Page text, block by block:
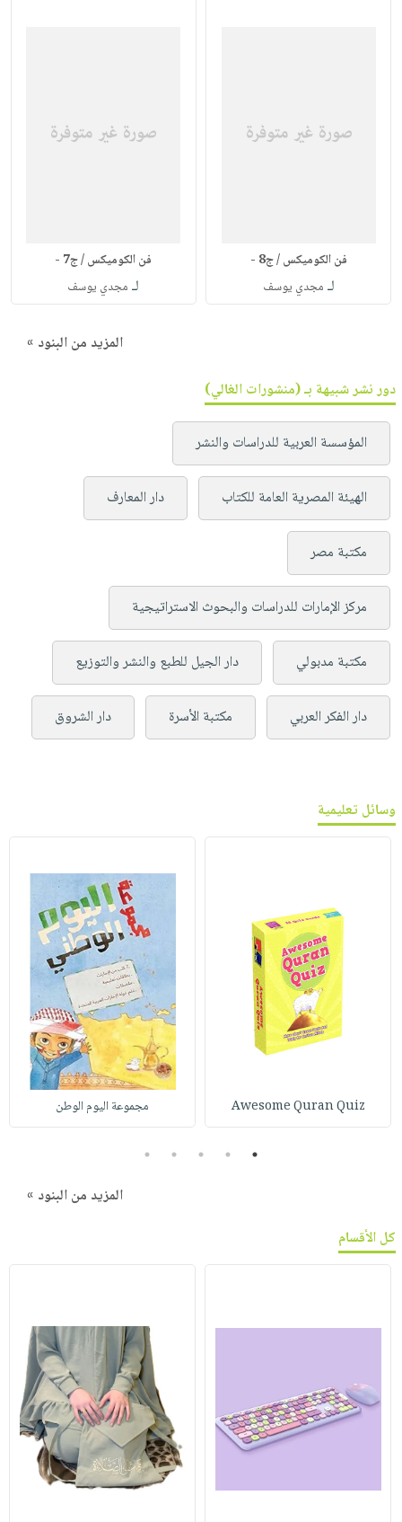
فن الكوميكس / ج8 -
لـ مجدي يوسف
فن الكوميكس / ج7 -
لـ مجدي يوسف
المزيد من البنود »
دور نشر شبيهة بـ (منشورات الغالي)
المؤسسة العربية للدراسات والنشر
الهيئة المصرية العامة للكتاب دار المعارف
مكتبة مصر
مركز الإمارات للدراسات والبحوث الاستراتيجية
مكتبة مدبولي دار الجيل للطبع والنشر والتوزيع
دار الفكر العربي مكتبة الأسرة دار الشروق
وسائل تعليمية
Awesome Quran Quiz مجموعة اليوم الوطن
1
2
3
4
5
المزيد من البنود »
كل الأقسام